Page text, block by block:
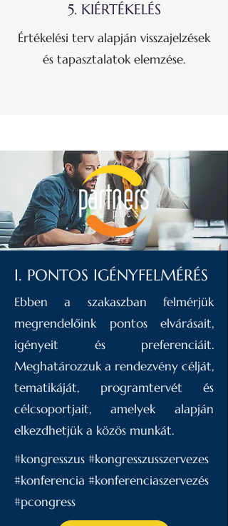
5. KIÉRTÉKELÉS
Értékelési terv alapján visszajelzések
és tapasztalatok elemzése.
I. PONTOS IGÉNYFELMÉRÉS
Ebben a szakaszban felmérjük
megrendelőink pontos elvárásait,
igényeit és preferenciáit.
Meghatározzuk a rendezvény célját,
tematikáját, programtervét és
célcsoportjait, amelyek alapján
elkezdhetjük a közös munkát.
#kongresszus #kongresszusszervezes
#konferencia #konferenciaszervezés
#pcongress